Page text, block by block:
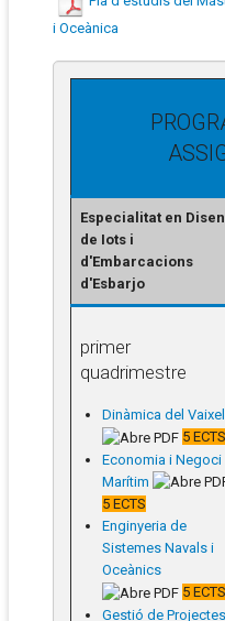
i Oceànica
Especialitat en
de Iots i
d'Embarcacions
d'Esbarjo
primer
quadrimestre
Dinàmica del Vaixell
5 ECTS
Economia i Negoci
Marítim
5 ECTS
Enginyeria de
Sistemes Navals i
Oceànics
5 ECTS
Gestió de Projectes